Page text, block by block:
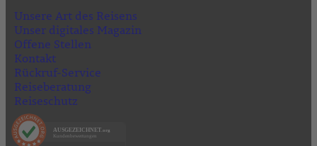
Unsere Art des Reisens
Unser digitales Magazin
Offene Stellen
Kontakt
Rückruf-Service
Reiseberatung
Reiseschutz
AUSGEZEICHNET .org
Kundenbewertungen